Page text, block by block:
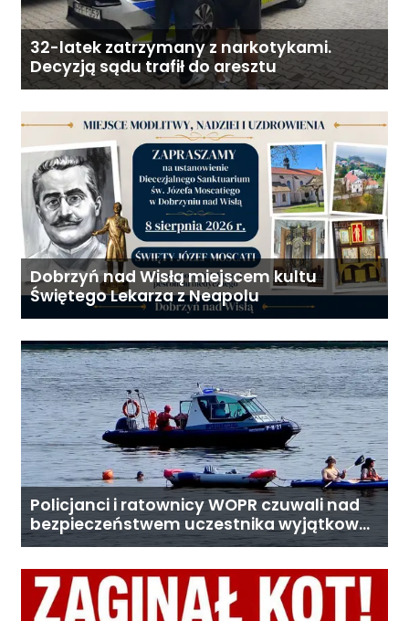
32-latek zatrzymany z narkotykami.
Decyzją sądu trafił do aresztu
Dobrzyń nad Wisłą miejscem kultu
Świętego Lekarza z Neapolu
Policjanci i ratownicy WOPR czuwali nad
bezpieczeństwem uczestnika wyjątkowej
wyprawy